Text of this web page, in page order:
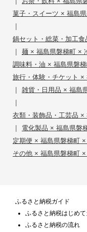
菓子・スイーツ × 福島
|
鍋セット・総菜・加工
| 麺 × 福島県磐梯町 ×
調味料・油 × 福島県磐
旅行・体験・チケット
| 雑貨・日用品 × 福島
|
衣類・装飾品・工芸品
| 電化製品 × 福島県磐
定期便 × 福島県磐梯町
その他 × 福島県磐梯町
ふるさと納税ガイド
ふるさと納税はじめて
ふるさと納税の流れ